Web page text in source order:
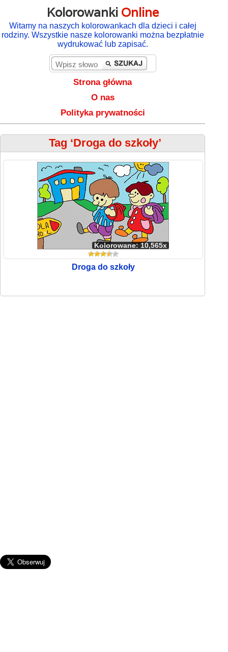
Kolorowanki Online
Witamy na naszych kolorowankach dla dzieci i całej
rodziny. Wszystkie nasze kolorowanki można bezpłatnie
wydrukować lub zapisać.
Strona główna
O nas
Polityka prywatności
Tag ‘Droga do szkoły’
Kolorowane: 10,565x
Droga do szkoły